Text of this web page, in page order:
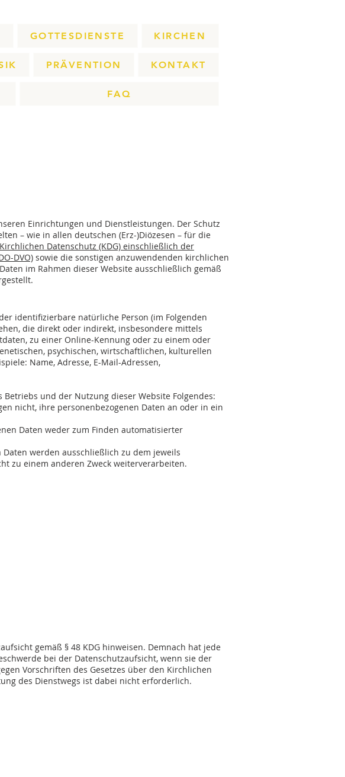
GOTTESDIENSTE KIRCHEN
PRÄVENTION KONTAKT
FAQ
Einrichtungen und Dienstleistungen. Der Schutz
– wie in allen deutschen (Erz-)Diözesen – für die
Datenschutz (KDG) einschließlich der
DVO) sowie die sonstigen anzuwendenden kirchlichen
im Rahmen dieser Website ausschließlich gemäß
identifizierbare natürliche Person (im Folgenden
die direkt oder indirekt, insbesondere mittels
zu einer Online-Kennung oder zu einem oder
psychischen, wirtschaftlichen, kulturellen
Name, Adresse, E-Mail-Adressen,
und der Nutzung dieser Website Folgendes:
nicht, ihre personenbezogenen Daten an oder in ein
Daten weder zum Finden automatisierter
werden ausschließlich zu dem jeweils
zu einem anderen Zweck weiterverarbeiten.
gemäß § 48 KDG hinweisen. Demnach hat jede
bei der Datenschutzaufsicht, wenn sie der
Vorschriften des Gesetzes über den Kirchlichen
des Dienstwegs ist dabei nicht erforderlich.